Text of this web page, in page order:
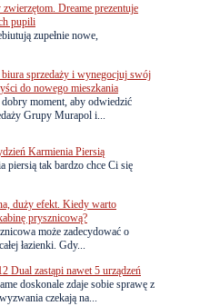
Dreame prezentuje
pupili
zupełnie nowe,
sprzedaży i wynegocjuj swój
do nowego mieszkania
moment, aby odwiedzić
Grupy Murapol i...
Karmienia Piersią
piersią tak bardzo chce Ci się
duży efekt. Kiedy warto
prysznicową?
może zadecydować o
łazienki. Gdy...
Dual zastąpi nawet 5 urządzeń
doskonale zdaje sobie sprawę z
czekają na...